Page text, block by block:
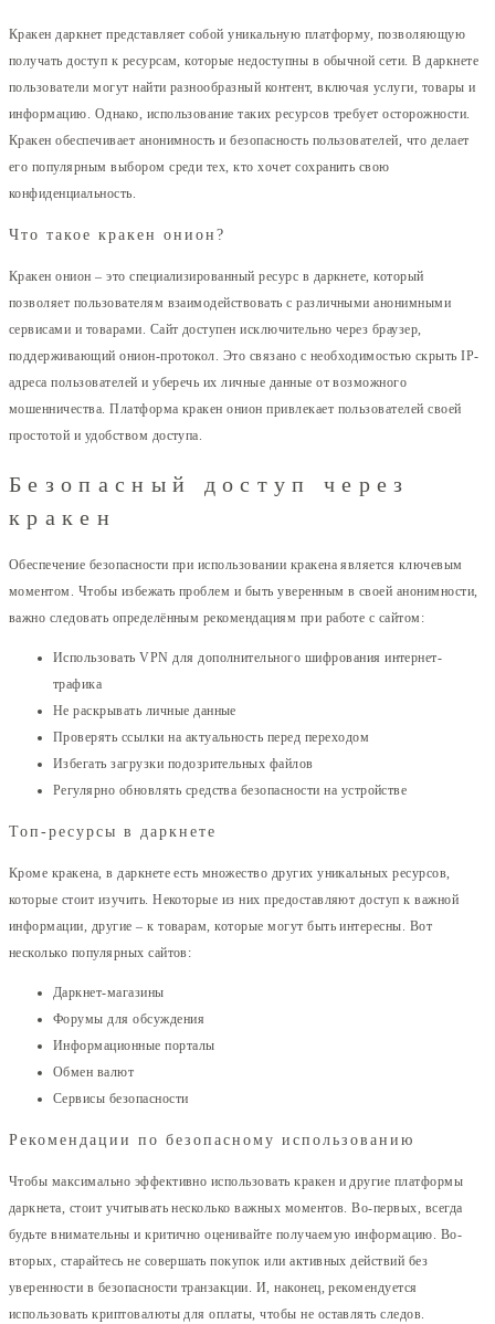
Кракен даркнет представляет собой уникальную платформу, позволяющую
получать доступ к ресурсам, которые недоступны в обычной сети. В даркнете
пользователи могут найти разнообразный контент, включая услуги, товары и
информацию. Однако, использование таких ресурсов требует осторожности.
Кракен обеспечивает анонимность и безопасность пользователей, что делает
его популярным выбором среди тех, кто хочет сохранить свою
конфиденциальность.
Что такое кракен онион?
Кракен онион – это специализированный ресурс в даркнете, который
позволяет пользователям взаимодействовать с различными анонимными
сервисами и товарами. Сайт доступен исключительно через браузер,
поддерживающий онион-протокол. Это связано с необходимостью скрыть IP-
адреса пользователей и уберечь их личные данные от возможного
мошенничества. Платформа кракен онион привлекает пользователей своей
простотой и удобством доступа.
Безопасный доступ через
кракен
Обеспечение безопасности при использовании кракена является ключевым
моментом. Чтобы избежать проблем и быть уверенным в своей анонимности,
важно следовать определённым рекомендациям при работе с сайтом:
Использовать VPN для дополнительного шифрования интернет-
трафика
Не раскрывать личные данные
Проверять ссылки на актуальность перед переходом
Избегать загрузки подозрительных файлов
Регулярно обновлять средства безопасности на устройстве
Топ-ресурсы в даркнете
Кроме кракена, в даркнете есть множество других уникальных ресурсов,
которые стоит изучить. Некоторые из них предоставляют доступ к важной
информации, другие – к товарам, которые могут быть интересны. Вот
несколько популярных сайтов:
Даркнет-магазины
Форумы для обсуждения
Информационные порталы
Обмен валют
Сервисы безопасности
Рекомендации по безопасному использованию
Чтобы максимально эффективно использовать кракен и другие платформы
даркнета, стоит учитывать несколько важных моментов. Во-первых, всегда
будьте внимательны и критично оценивайте получаемую информацию. Во-
вторых, старайтесь не совершать покупок или активных действий без
уверенности в безопасности транзакции. И, наконец, рекомендуется
использовать криптовалюты для оплаты, чтобы не оставлять следов.